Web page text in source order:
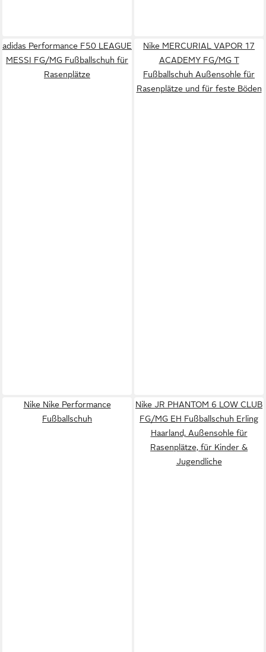
adidas Performance F50 LEAGUE
MESSI FG/MG Fußballschuh für
Rasenplätze
Nike MERCURIAL VAPOR 17
ACADEMY FG/MG T
Fußballschuh Außensohle für
Rasenplätze und für feste Böden
Nike Nike Performance
Fußballschuh
Nike JR PHANTOM 6 LOW CLUB
FG/MG EH Fußballschuh Erling
Haarland, Außensohle für
Rasenplätze, für Kinder &
Jugendliche